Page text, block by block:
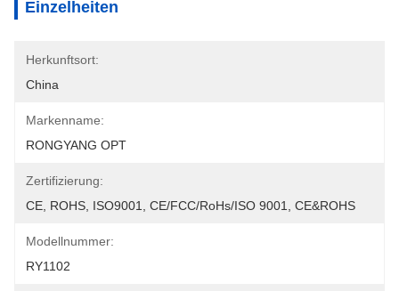
Einzelheiten
Herkunftsort:
China
Markenname:
RONGYANG OPT
Zertifizierung:
CE, ROHS, ISO9001, CE/FCC/RoHs/ISO 9001, CE&ROHS
Modellnummer:
RY1102